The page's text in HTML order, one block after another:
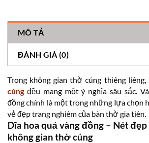
MÔ TẢ
ĐÁNH GIÁ (0)
Trong không gian thờ cúng thiêng liêng,
cúngđều mang một ý nghĩa sâu sắc.
đồng chính là một trong những lựa chọn
vẻ đẹp trang nghiêm của bàn thờ gia tiên.
Dĩa hoa quả vàng đồng – Nét
không gian thờ cúng